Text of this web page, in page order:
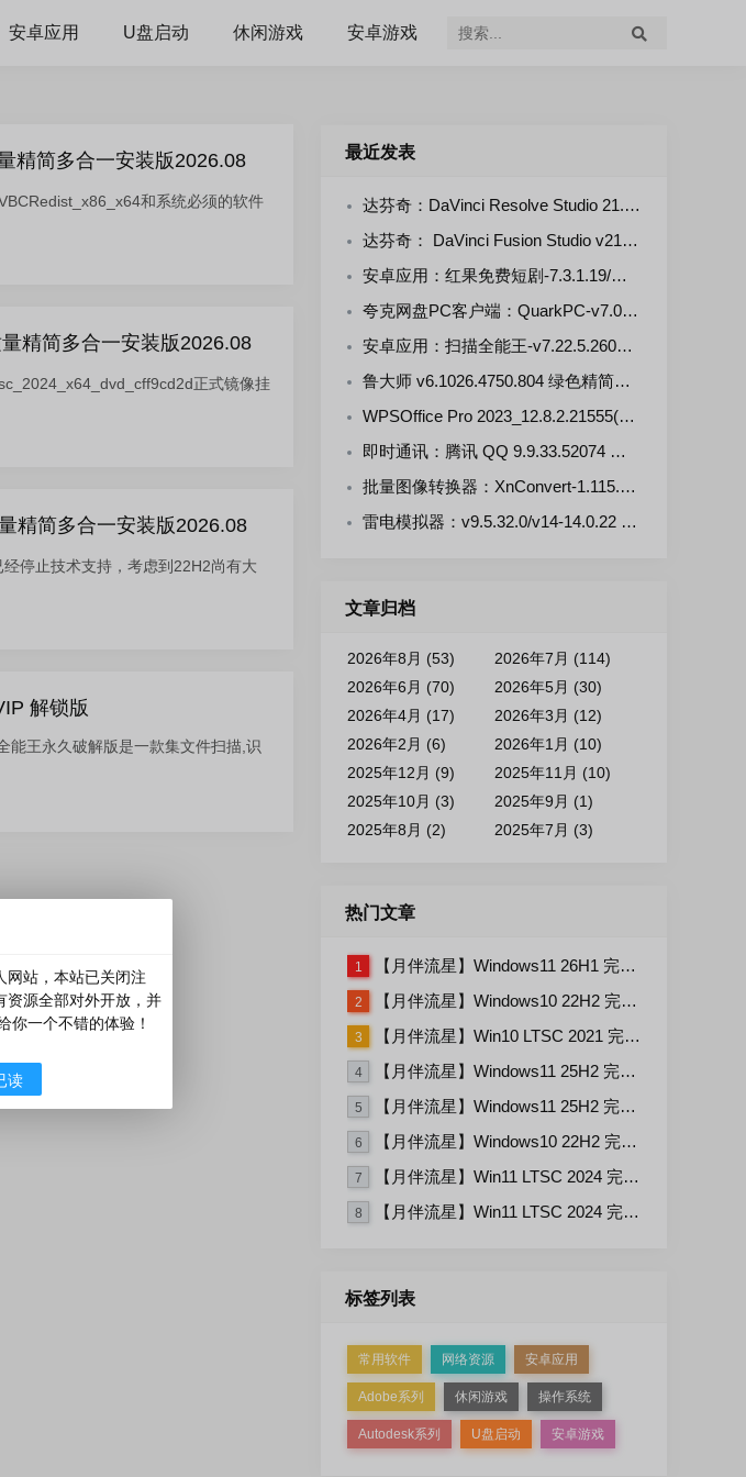
安卓应用 U盘启动 休闲游戏 安卓游戏
精简多合一安装版2026.08
和系统必须的软件
精简多合一安装版2026.08
正式镜像挂
精简多合一安装版2026.08
停止技术支持，考虑到22H2尚有大
解锁版
能王永久破解版是一款集文件扫描,识
最近发表
达芬奇：DaVinci Resolve Studio 21.0.4.5--KpoJIuK 多语言直装版
达芬奇： DaVinci Fusion Studio v21.0.4.4-KpoJluK 多语言直装版
安卓应用：红果免费短剧-7.3.1.19/漫剧-7.3.1.33 解锁VIP会员版
夸克网盘PC客户端：QuarkPC-v7.0.7.768 去更新绿色版
安卓应用：扫描全能王-v7.22.5.2607250000-VIP 解锁版
鲁大师 v6.1026.4750.804 绿色精简单文件版
WPSOffice Pro 2023_12.8.2.21555(20260806) 雨糖科技特别版
即时通讯：腾讯 QQ 9.9.33.52074 官方正式版
批量图像转换器：XnConvert-1.115.0.0 多语言免费版
雷电模拟器：v9.5.32.0/v14-14.0.22 去广告绿色版
文章归档
2026年8月 (53)
2026年7月 (114)
2026年6月 (70)
2026年5月 (30)
2026年4月 (17)
2026年3月 (12)
2026年2月 (6)
2026年1月 (10)
2025年12月 (9)
2025年11月 (10)
2025年10月 (3)
2025年9月 (1)
2025年8月 (2)
2025年7月 (3)
热门文章
1 【月伴流星】Windows11 26H1 完整+适量精简多合一安装版2026.07
2 【月伴流星】Windows10 22H2 完整+适量精简多合一安装版2026.06
3 【月伴流星】Win10 LTSC 2021 完整+适量精简多合一安装版2026.03
4 【月伴流星】Windows11 25H2 完整+适量精简多合一安装版2026.06
5 【月伴流星】Windows11 25H2 完整+适量精简多合一安装版2026.08
6 【月伴流星】Windows10 22H2 完整+适量精简多合一安装版2026.08
7 【月伴流星】Win11 LTSC 2024 完整+适量精简多合一安装版2026.06
8 【月伴流星】Win11 LTSC 2024 完整+适量精简多合一安装版2026.08
标签列表
常用软件 网络资源 安卓应用
Adobe系列 休闲游戏 操作系统
Autodesk系列 U盘启动 安卓游戏
网站，本站已关闭注
资源全部对外开放，并
你一个不错的体验！
读